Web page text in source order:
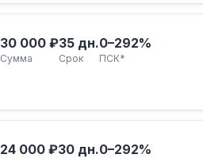
30 000 ₽
Сумма
35 дн.
Срок
0–292%
ПСК*
24 000 ₽30 дн.0–292%